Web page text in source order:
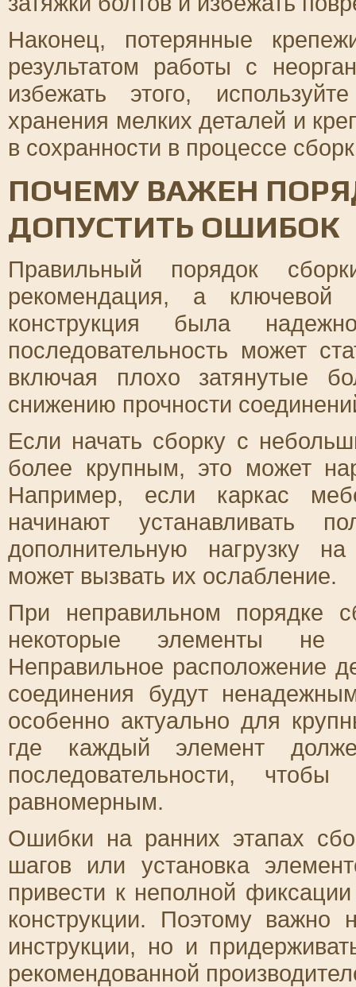
Наконец, потерянные
результатом работы с
избежать этого,
хранения мелких деталей и
в сохранности в процессе
ПОЧЕМУ ВАЖЕН
ДОПУСТИТЬ ОШИБОК
Правильный порядок
рекомендация, а
конструкция была
последовательность может
включая плохо затянутые
снижению прочности
Если начать сборку с
более крупным, это может
Например, если каркас
начинают устанавливать
дополнительную нагрузку
может вызвать их ослабление.
При неправильном порядке
некоторые элементы не
Неправильное расположение
соединения будут
особенно актуально для
где каждый элемент
последовательности,
равномерным.
Ошибки на ранних этапах
шагов или установка
привести к неполной
конструкции. Поэтому важно
инструкции, но и
рекомендованной